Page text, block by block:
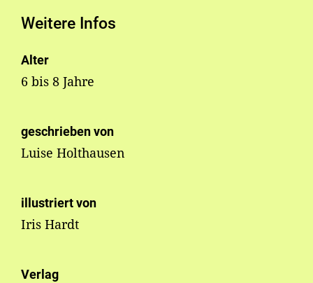
Weitere Infos
Alter
6 bis 8 Jahre
geschrieben von
Luise Holthausen
illustriert von
Iris Hardt
Verlag